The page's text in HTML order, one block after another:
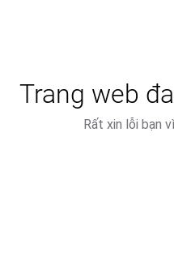
Trang web
Rất xin lỗi bạn